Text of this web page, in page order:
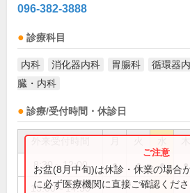
096-382-3888
診療科目
内科 消化器内科 胃腸科 循環器
臓・内科
診療/受付時間・休診日
8:30～12:00 ● ● ● ●
13:00～14:30
お盆(8月中旬)は休診・休業の場合
に必ず医療機関に直接ご確認くださ